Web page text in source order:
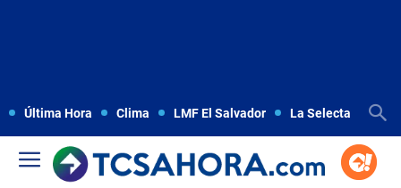
Última Hora Clima LMF El Salvador La Selecta